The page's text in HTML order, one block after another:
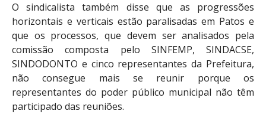
O sindicalista também disse que as progressões
horizontais e verticais estão paralisadas em Patos e
que os processos, que devem ser analisados pela
comissão composta pelo SINFEMP, SINDACSE,
SINDODONTO e cinco representantes da Prefeitura,
não consegue mais se reunir porque os
representantes do poder público municipal não têm
participado das reuniões.